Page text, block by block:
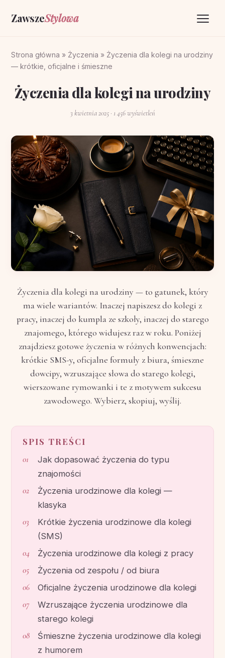
ZawszeStylowa
Życzenia
O portalu
Strona główna » Życzenia » Życzenia dla kolegi na urodziny
— krótkie, oficjalne i śmieszne
Życzenia dla kolegi na urodziny
3 kwietnia 2025· 1 456 wyświetleń
Życzenia dla kolegi na urodziny — to gatunek, który
ma wiele wariantów. Inaczej napiszesz do kolegi z
pracy, inaczej do kumpla ze szkoły, inaczej do starego
znajomego, którego widujesz raz w roku. Poniżej
znajdziesz gotowe życzenia w różnych konwencjach:
krótkie SMS-y, oficjalne formuły z biura, śmieszne
dowcipy, wzruszające słowa do starego kolegi,
wierszowane rymowanki i te z motywem sukcesu
zawodowego. Wybierz, skopiuj, wyślij.
SPIS TREŚCI
Jak dopasować życzenia do typu
znajomości
Życzenia urodzinowe dla kolegi —
klasyka
Krótkie życzenia urodzinowe dla kolegi
(SMS)
Życzenia urodzinowe dla kolegi z pracy
Życzenia od zespołu / od biura
Oficjalne życzenia urodzinowe dla kolegi
Wzruszające życzenia urodzinowe dla
starego kolegi
Śmieszne życzenia urodzinowe dla kolegi
z humorem